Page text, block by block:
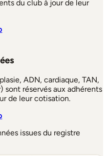
du club à jour de leur
ADN, cardiaque, TAN,
sont réservés aux adhérents
de leur cotisation.
issues du registre